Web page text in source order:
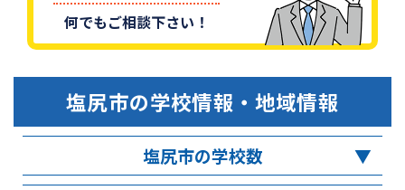
何でもご相談下さい！
塩尻市の学校情報・地域情報
塩尻市の学校数